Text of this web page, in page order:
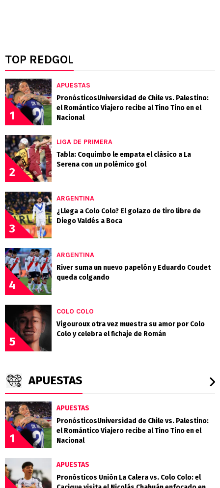
TOP REDGOL
1
APUESTAS
PronósticosUniversidad de Chile vs. Palestino:
el Romántico Viajero recibe al Tino Tino en el
Nacional
2
LIGA DE PRIMERA
Tabla: Coquimbo le empata el clásico a La
Serena con un polémico gol
3
ARGENTINA
¿Llega a Colo Colo? El golazo de tiro libre de
Diego Valdés a Boca
4
ARGENTINA
River suma un nuevo papelón y Eduardo Coudet
queda colgando
5
COLO COLO
Vigouroux otra vez muestra su amor por Colo
Colo y celebra el fichaje de Román
APUESTAS
1
APUESTAS
PronósticosUniversidad de Chile vs. Palestino:
el Romántico Viajero recibe al Tino Tino en el
Nacional
APUESTAS
Pronósticos Unión La Calera vs. Colo Colo: el